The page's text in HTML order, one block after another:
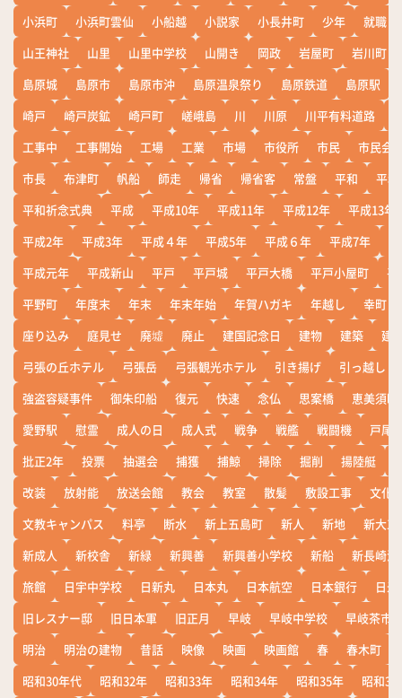
小浜町 小浜町雲仙 小船越 小説家 小長井町 少年
就職
山王神社
山里 山里中学校 山開き 岡政 岩屋町
岩川町
島原城
島原市 島原市沖 島原温泉祭り 島原鉄道 島原駅
崎戸
崎戸炭鉱 崎戸町 嵯峨島 川 川原 川平有料道路
工事中
工事開始 工場 工業 市場 市役所 市民
市民会
市長
布津町 帆船 師走 帰省 帰省客 常盤 平和
平
平和祈念式典
平成 平成10年 平成11年 平成12年
平成13年
平成2年
平成3年 平成４年 平成5年 平成６年 平成7年
平成元年
平成新山 平戸 平戸城 平戸大橋 平戸小屋町
平
平野町
年度末 年末 年末年始 年賀ハガキ 年越し
幸町
座り込み
庭見せ 廃墟 廃止 建国記念日 建物 建築
建
弓張の丘ホテル
弓張岳 弓張観光ホテル 引き揚げ
引っ越し
強盗容疑事件
御朱印船 復元 快速 念仏 思案橋
恵美須町
愛野駅
慰霊 成人の日 成人式 戦争 戦艦 戦闘機
戸尾
批正2年
投票 抽選会 捕獲 捕鯨 掃除 掘削 揚陸艇
改装
放射能 放送会館 教会 教室 散髪 敷設工事
文化
文教キャンパス
料亭 断水 新上五島町 新人 新地
新大工
新成人
新校舎 新緑 新興善 新興善小学校 新船
新長崎漁
旅館
日宇中学校 日新丸 日本丸 日本航空 日本銀行
日
旧レスナー邸
旧日本軍 旧正月 早岐 早岐中学校
早岐茶市
明治
明治の建物 昔話 映像 映画 映画館 春 春木町
昭和30年代
昭和32年 昭和33年 昭和34年 昭和35年
昭和36